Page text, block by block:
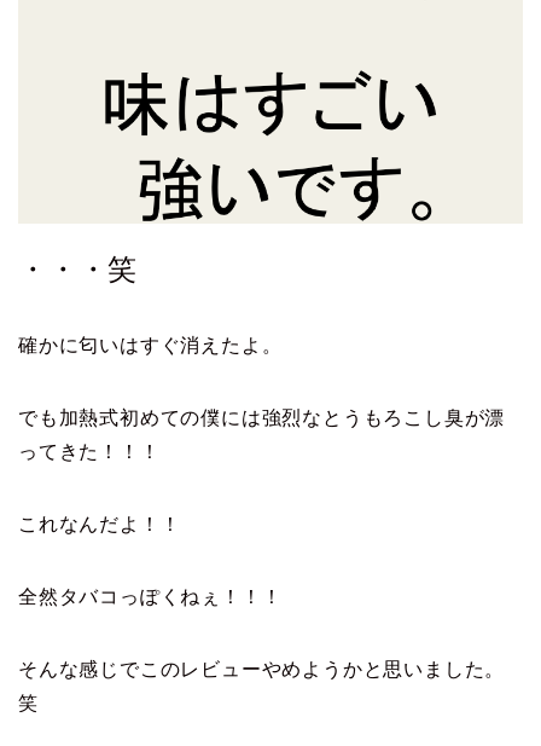
・・・笑
確かに匂いはすぐ消えたよ。
でも加熱式初めての僕には強烈なとうもろこし臭が漂
ってきた！！！
これなんだよ！！
全然タバコっぽくねぇ！！！
そんな感じでこのレビューやめようかと思いました。
笑